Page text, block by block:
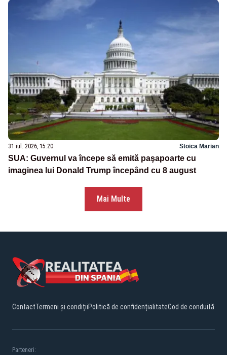
31 iul. 2026, 15:20 Stoica Marian
SUA: Guvernul va începe să emită paşapoarte cu
imaginea lui Donald Trump începând cu 8 august
Mai Multe
ContactTermeni și condițiiPolitică de confidențialitateCod de conduită
Parteneri: